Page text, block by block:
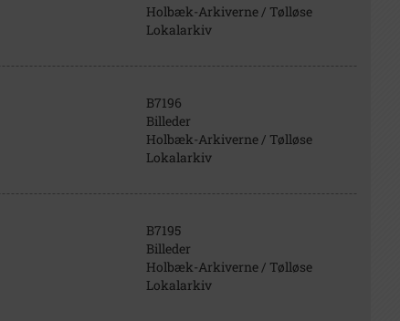
Holbæk-Arkiverne / Tølløse
Lokalarkiv
B7196
Billeder
Holbæk-Arkiverne / Tølløse
Lokalarkiv
B7195
Billeder
Holbæk-Arkiverne / Tølløse
Lokalarkiv